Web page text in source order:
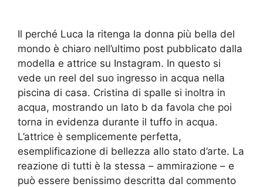
Il perché Luca la ritenga la donna più bella del
mondo è chiaro nell’ultimo post pubblicato dalla
modella e attrice su Instagram. In questo si
vede un reel del suo ingresso in acqua nella
piscina di casa. Cristina di spalle si inoltra in
acqua, mostrando un lato b da favola che poi
torna in evidenza durante il tuffo in acqua.
L’attrice è semplicemente perfetta,
esemplificazione di bellezza allo stato d’arte. La
reazione di tutti è la stessa – ammirazione – e
può essere benissimo descritta dal commento